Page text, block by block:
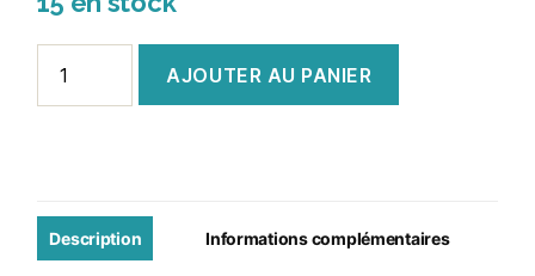
rivière
AJOUTER AU PANIER
Description Informations complémentaires